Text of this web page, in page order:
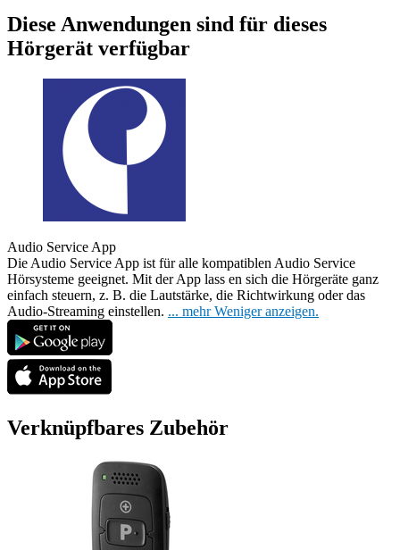
Diese Anwendungen sind für dieses
Hörgerät verfügbar
Audio Service App
Die Audio Service App ist für alle kompatiblen Audio Service
Hörsysteme geeignet. Mit der App lass en sich die Hörgeräte ganz
einfach steuern, z. B. die Lautstärke, die Richtwirkung oder das
Audio-Streaming einstellen. ... mehr Weniger anzeigen.
Verknüpfbares Zubehör